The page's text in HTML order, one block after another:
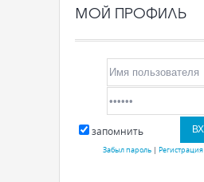
МОЙ ПРОФИЛЬ
запомнить
Забыл пароль| Регистрация